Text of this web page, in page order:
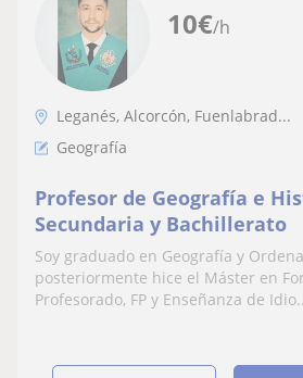
10€/h
Leganés, Alcorcón, Fuenlabrad...
Geografía
Profesor de Geografía e
Secundaria y Bachillerato
Soy graduado en Geografía y
posteriormente hice el Máster en
Profesorado, FP y Enseñanza de